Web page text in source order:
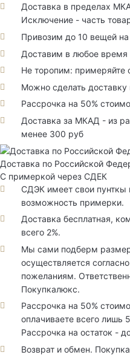
Доставка в пределах
Исключение - часть
Привозим до 10 вещей
Доставим в любое время
Не торопим: примеряйте
Можно сделать
Рассрочка на 50%
Доставка за МКАД - из
менее 300 руб
Доставка по Российской
С примеркой через СДЕК
СДЭК имеет свои пунткы
возможность примерки.
Доставка бесплатная,
всего 2%.
Мы сами подберм
осуществляется
пожеланиям.
Покупкалюкс.
Рассрочка на 50%
оплачиваете всего лишь
Рассрочка на остаток -
Возврат и обмен.